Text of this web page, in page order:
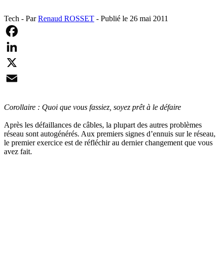
Tech - ParRenaud ROSSET - Publié le 26 mai 2011
Facebook
LinkedIn
X
Corollaire : Quoi que vous fassiez, soyez prêt à le défaire
Après les défaillances de câbles, la plupart des autres problèmes
réseau sont autogénérés. Aux premiers signes d’ennuis sur le réseau,
le premier exercice est de réfléchir au dernier changement que vous
avez fait.